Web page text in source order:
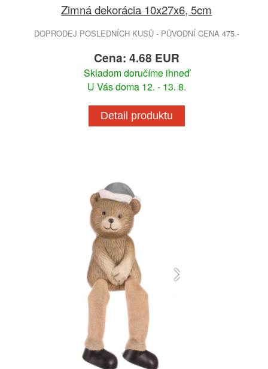
Zimná dekorácia 10x27x6, 5cm
DOPRODEJ POSLEDNÍCH KUSŮ - PŮVODNÍ CENA 475.-
Cena: 4.68 EUR
Skladom doručíme ihneď
U Vás doma 12. - 13. 8.
Detail produktu